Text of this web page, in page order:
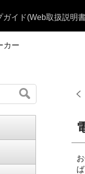
ガイド(Web取扱説明
カー